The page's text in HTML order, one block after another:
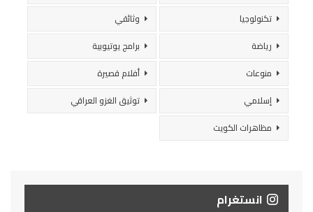
تكنولوجيا
وثائقي
رياضة
برامج يوتيوبية
منوعات
أفلام قصيرة
إسلامي
توثيق الغزو العراقي
مظاهرات الكويت
انستغرام